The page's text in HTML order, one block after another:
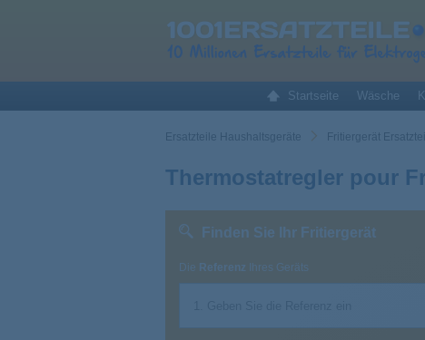
Startseite Wäsche
Ersatzteile Haushaltsgeräte Fritiergerät
Thermostatregler pour
Finden Sie Ihr Fritiergerät
Die Referenz Ihres Geräts